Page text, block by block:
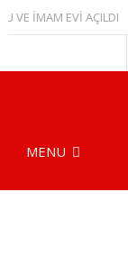
VE İMAM EVİ AÇILDI
MENU